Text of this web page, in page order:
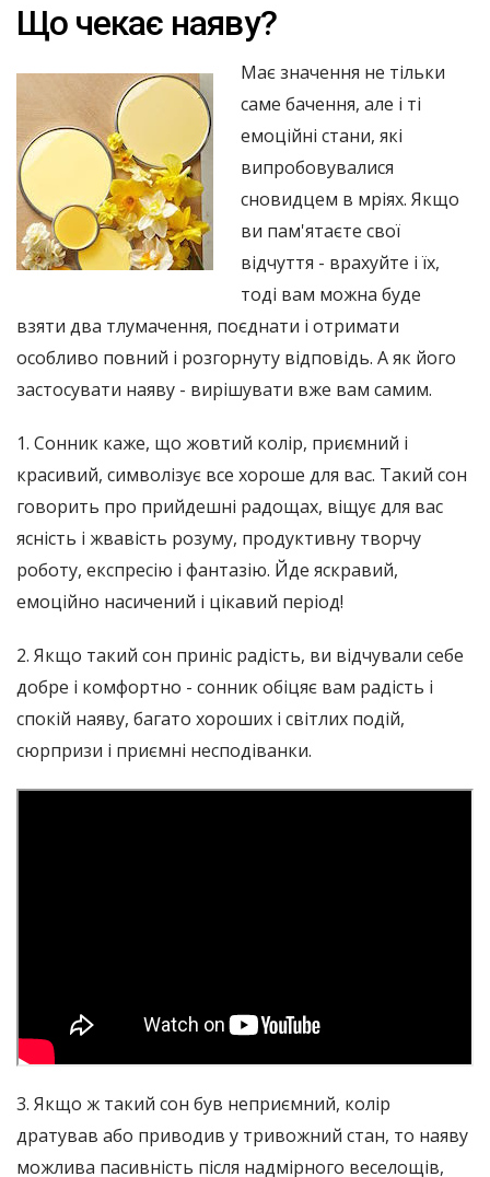
Що чекає наяву?
Має значення не тільки
саме бачення, але і ті
емоційні стани, які
випробовувалися
сновидцем в мріях. Якщо
ви пам'ятаєте свої
відчуття - врахуйте і їх,
тоді вам можна буде
взяти два тлумачення, поєднати і отримати
особливо повний і розгорнуту відповідь. А як його
застосувати наяву - вирішувати вже вам самим.
1. Сонник каже, що жовтий колір, приємний і
красивий, символізує все хороше для вас. Такий сон
говорить про прийдешні радощах, віщує для вас
ясність і жвавість розуму, продуктивну творчу
роботу, експресію і фантазію. Йде яскравий,
емоційно насичений і цікавий період!
2. Якщо такий сон приніс радість, ви відчували себе
добре і комфортно - сонник обіцяє вам радість і
спокій наяву, багато хороших і світлих подій,
сюрпризи і приємні несподіванки.
3. Якщо ж такий сон був неприємний, колір
дратував або приводив у тривожний стан, то наяву
можлива пасивність після надмірного веселощів,